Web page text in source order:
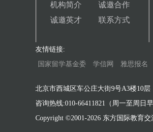
机构简介
诚邀合作
诚邀英才
联系方式
友情链接:
国家留学基金委
学信网 雅思报名
北京市西城区车公庄大街9号A3楼10层
咨询热线:010-66411821（周一至周日早
Copyright ©2001-2026 东方国际教育交